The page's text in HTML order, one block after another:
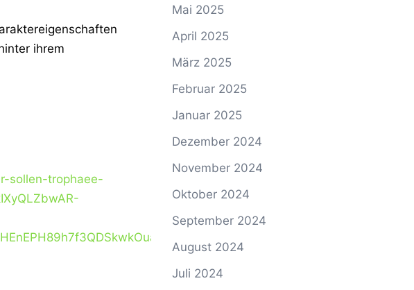
ihrem
sollen-trophaee-
Mai 2025
April 2025
März 2025
Februar 2025
Januar 2025
Dezember 2024
November 2024
Oktober 2024
September 2024
August 2024
Juli 2024